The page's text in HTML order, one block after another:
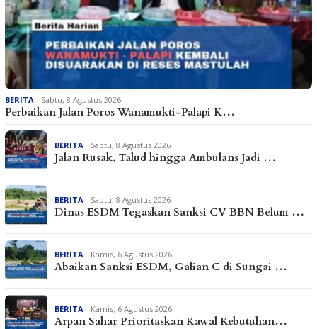
BERITA Sabtu, 8 Agustus 2026
Perbaikan Jalan Poros Wanamukti-Palapi K…
BERITA Sabtu, 8 Agustus 2026
Jalan Rusak, Talud hingga Ambulans Jadi …
BERITA Sabtu, 8 Agustus 2026
Dinas ESDM Tegaskan Sanksi CV BBN Belum …
BERITA Kamis, 6 Agustus 2026
Abaikan Sanksi ESDM, Galian C di Sungai …
BERITA Kamis, 6 Agustus 2026
Arpan Sahar Prioritaskan Kawal Kebutuhan…